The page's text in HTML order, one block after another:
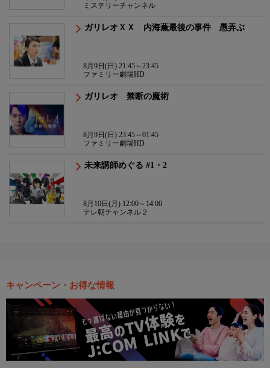
ミステリーチャンネル
ガリレオＸＸ 内海薫最後の事件 愚弄ぶ
8月9日(日) 21:45～23:45
ファミリー劇場HD
ガリレオ 禁断の魔術
8月9日(日) 23:45～01:45
ファミリー劇場HD
未来講師めぐる #1・2
8月10日(月) 12:00～14:00
テレ朝チャンネル２
キャンペーン・お得な情報